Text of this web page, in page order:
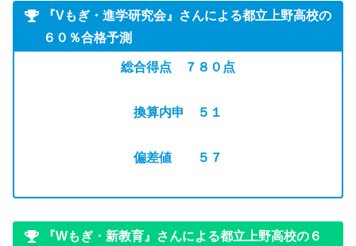
『Vもぎ・進学研究会』さんによる都立上野高校の
６０％合格予測
総合得点 ７８０点
換算内申 ５１
偏差値 ５７
『Wもぎ・新教育』さんによる都立上野高校の６